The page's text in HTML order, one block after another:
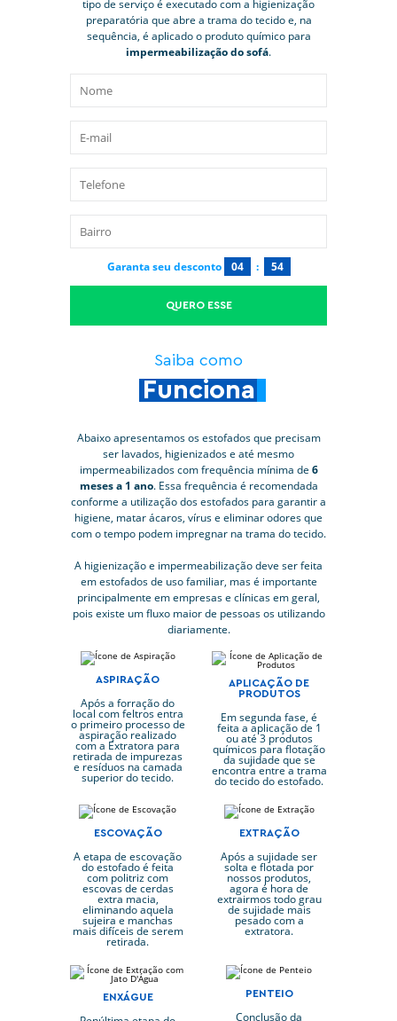
tipo de serviço é executado com a higienização
preparatória que abre a trama do tecido e, na
sequência, é aplicado o produto químico para
impermeabilização do sofá.
Garanta seu desconto 04 : 53
QUERO ESSE
Saiba como
Funciona
Abaixo apresentamos os estofados que precisam
ser lavados, higienizados e até mesmo
impermeabilizados com frequência mínima de 6
meses a 1 ano. Essa frequência é recomendada
conforme a utilização dos estofados para garantir a
higiene, matar ácaros, vírus e eliminar odores que
com o tempo podem impregnar na trama do tecido.
A higienização e impermeabilização deve ser feita
em estofados de uso familiar, mas é importante
principalmente em empresas e clínicas em geral,
pois existe um fluxo maior de pessoas os utilizando
diariamente.
ASPIRAÇÃO
Após a forração do
local com feltros entra
o primeiro processo de
aspiração realizado
com a Extratora para
retirada de impurezas
e resíduos na camada
superior do tecido.
APLICAÇÃO DE
PRODUTOS
Em segunda fase, é
feita a aplicação de 1
ou até 3 produtos
químicos para flotação
da sujidade que se
encontra entre a trama
do tecido do estofado.
ESCOVAÇÃO
A etapa de escovação
do estofado é feita
com politriz com
escovas de cerdas
extra macia,
eliminando aquela
sujeira e manchas
mais difíceis de serem
retirada.
EXTRAÇÃO
Após a sujidade ser
solta e flotada por
nossos produtos,
agora é hora de
extrairmos todo grau
de sujidade mais
pesado com a
extratora.
ENXÁGUE PENTEIO
Conclusão da